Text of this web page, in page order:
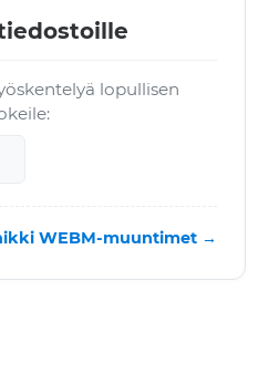
lopullisen
WEBM-muuntimet →